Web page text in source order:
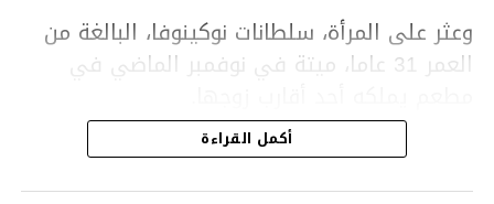
وعثر على المرأة، سلطانات نوكينوفا، البالغة من
العمر 31 عاما، ميتة في نوفمبر الماضي في
ووفقا لتقرير الطبيب الشرعي، توفيت نوكينوفا
متأثرة بصدمة في الدماغ، وكانت إحدى عظام
أكمل القراءة